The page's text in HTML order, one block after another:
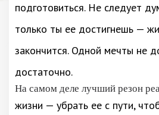
подготовиться. Не следует
только ты ее достигнешь —
закончится. Одной мечты не
достаточно.
На самом деле лучший резон
жизни — убрать ее с пути,